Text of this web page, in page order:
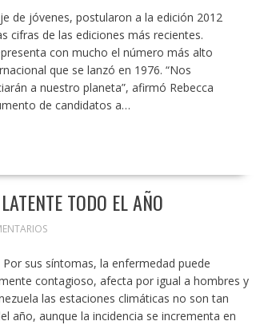
de jóvenes, postularon a la edición 2012
cifras de las ediciones más recientes.
con mucho el número más alto
que se lanzó en 1976. “Nos
a nuestro planeta”, afirmó Rebecca
de candidatos a…
TODO EL AÑO
sus síntomas, la enfermedad puede
contagioso, afecta por igual a hombres y
las estaciones climáticas no son tan
año, aunque la incidencia se incrementa en